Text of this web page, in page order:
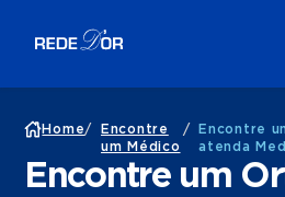
Home/
Encontre
um Médico
/
Encontre
atenda
Encontre um